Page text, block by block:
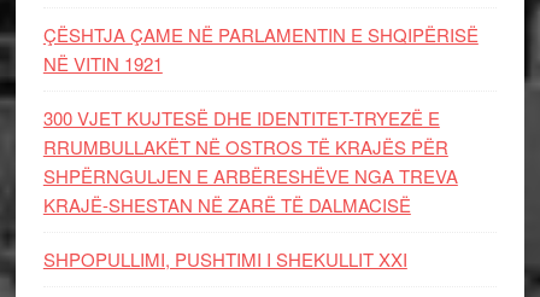
ÇËSHTJA ÇAME NË PARLAMENTIN E SHQIPËRISË
NË VITIN 1921
300 VJET KUJTESË DHE IDENTITET-TRYEZË E
RRUMBULLAKËT NË OSTROS TË KRAJËS PËR
SHPËRNGULJEN E ARBËRESHËVE NGA TREVA
KRAJË-SHESTAN NË ZARË TË DALMACISË
SHPOPULLIMI, PUSHTIMI I SHEKULLIT XXI